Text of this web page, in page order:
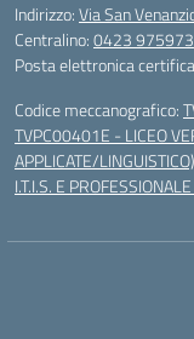
Indirizzo:Via San
Centralino:0423 975973
Posta elettronica
Codice meccanografico:
TVPC00401E - LICEO
APPLICATE/
I.T.I.S. E